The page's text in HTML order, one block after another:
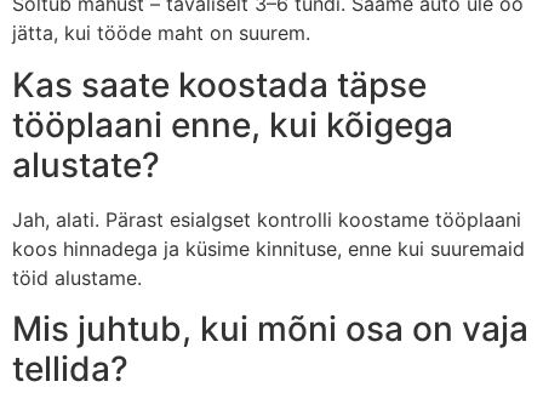
jätta, kui tööde maht on suurem.
Kas saate koostada täpse
tööplaani enne, kui kõigega
alustate?
Jah, alati. Pärast esialgset kontrolli koostame tööplaani
koos hinnadega ja küsime kinnituse, enne kui suuremaid
töid alustame.
Mis juhtub, kui mõni osa on vaja
tellida?